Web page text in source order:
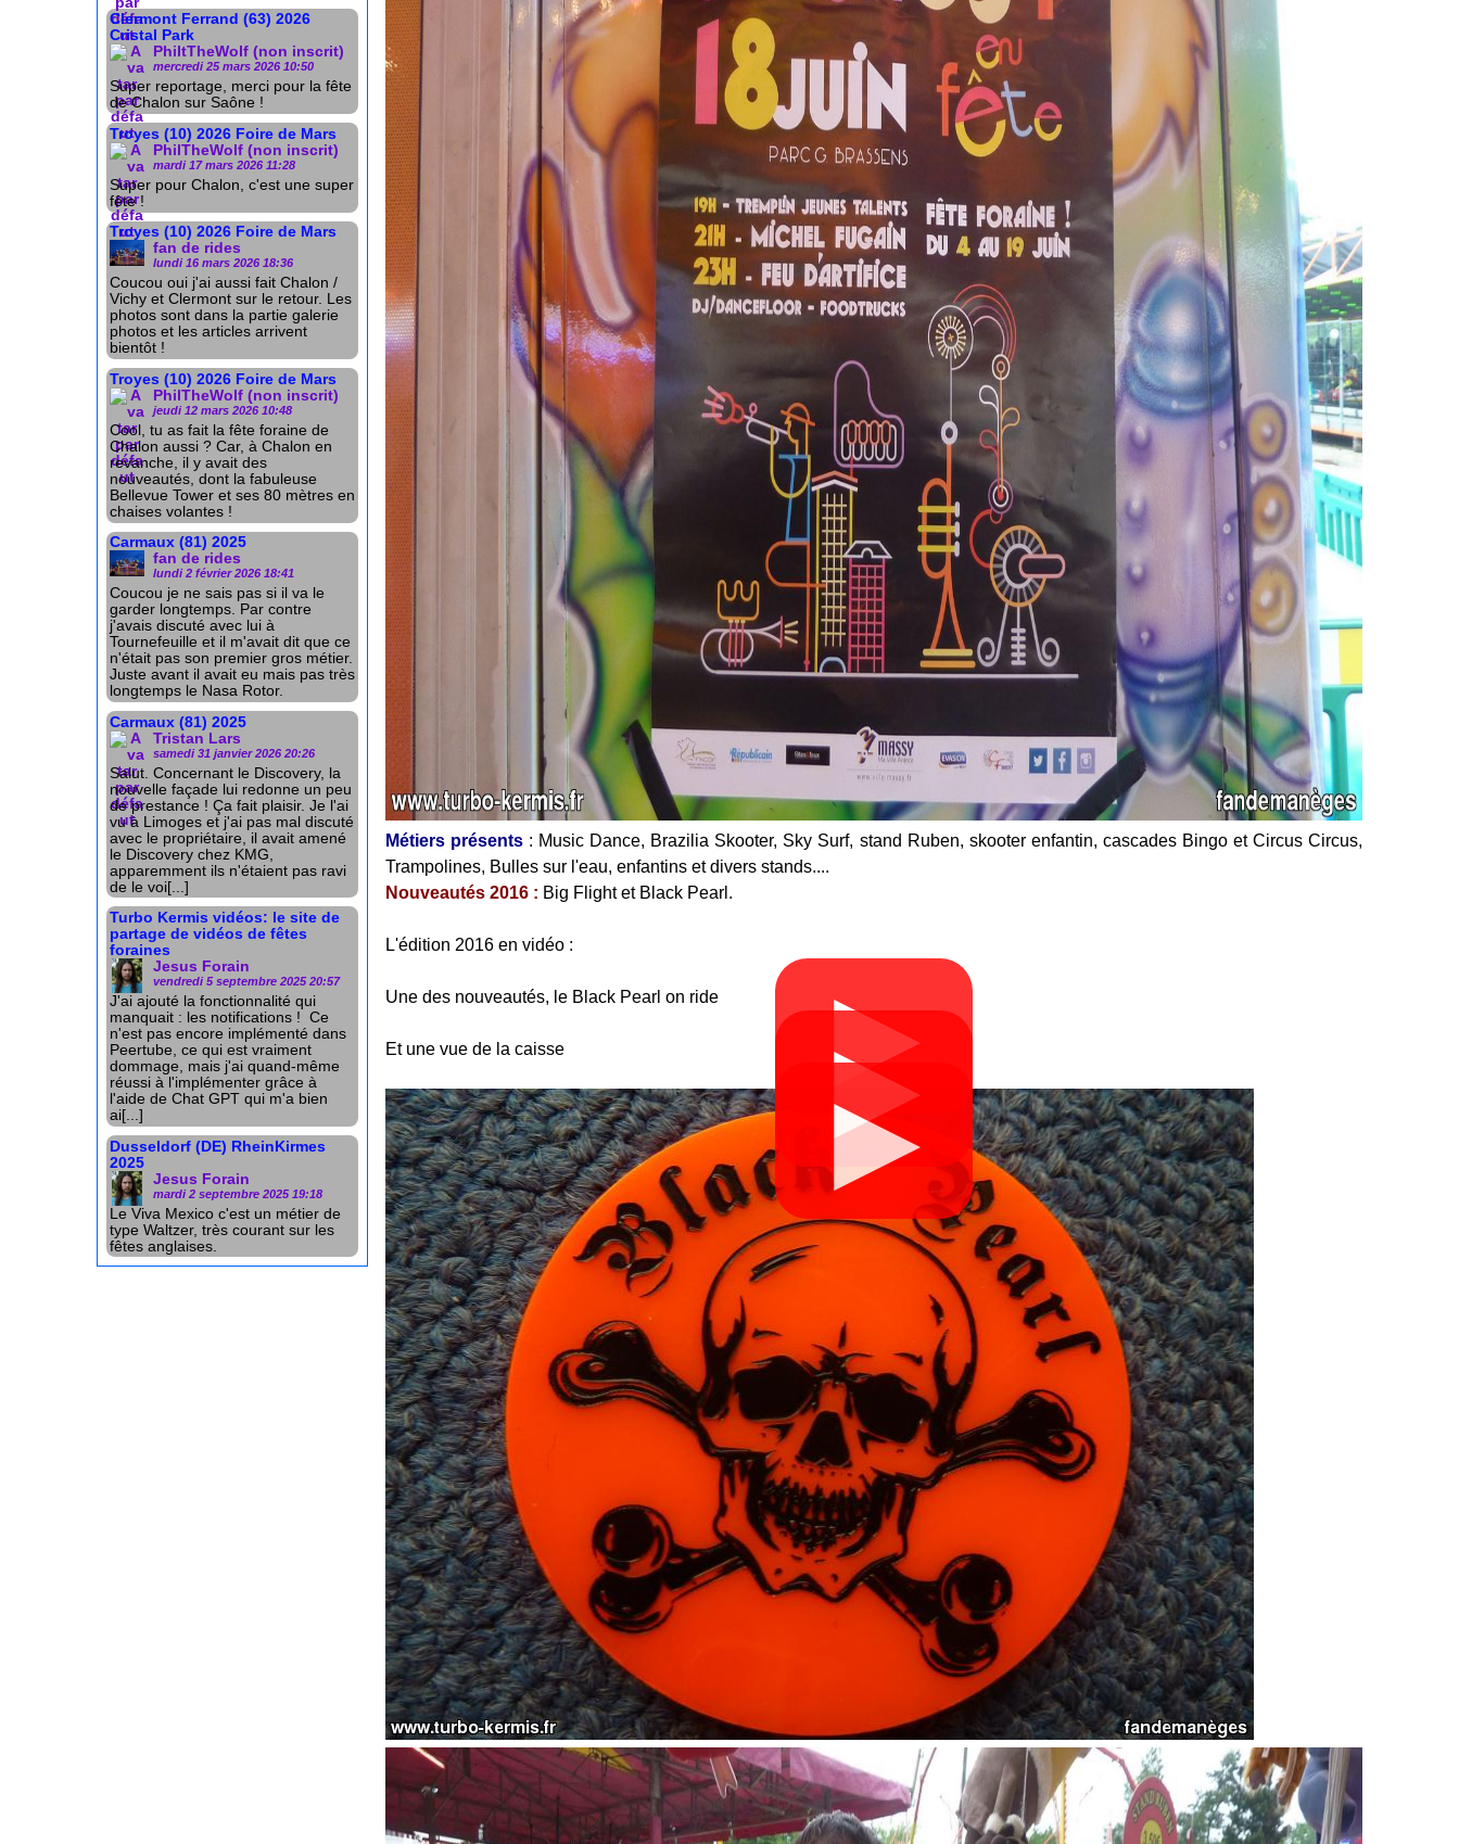
Clermont Ferrand (63) 2026
Cristal Park
PhiltTheWolf (non inscrit)
mercredi 25 mars 2026 10:50
Super reportage, merci pour la fête
de Chalon sur Saône !
Troyes (10) 2026 Foire de Mars
PhilTheWolf (non inscrit)
mardi 17 mars 2026 11:28
Super pour Chalon, c'est une super
fête !
Troyes (10) 2026 Foire de Mars
fan de rides
lundi 16 mars 2026 18:36
Coucou oui j'ai aussi fait Chalon /
Vichy et Clermont sur le retour. Les
photos sont dans la partie galerie
photos et les articles arrivent
bientôt !
Troyes (10) 2026 Foire de Mars
PhilTheWolf (non inscrit)
jeudi 12 mars 2026 10:48
Cool, tu as fait la fête foraine de
Chalon aussi ? Car, à Chalon en
revanche, il y avait des
nouveautés, dont la fabuleuse
Bellevue Tower et ses 80 mètres en
chaises volantes !
Carmaux (81) 2025
fan de rides
lundi 2 février 2026 18:41
Coucou je ne sais pas si il va le
garder longtemps. Par contre
j'avais discuté avec lui à
Tournefeuille et il m'avait dit que ce
n'était pas son premier gros métier.
Juste avant il avait eu mais pas très
longtemps le Nasa Rotor.
Carmaux (81) 2025
Tristan Lars
samedi 31 janvier 2026 20:26
Salut. Concernant le Discovery, la
nouvelle façade lui redonne un peu
de prestance ! Ça fait plaisir. Je l'ai
vu à Limoges et j'ai pas mal discuté
avec le propriétaire, il avait amené
le Discovery chez KMG,
apparemment ils n'étaient pas ravi
de le voi[...]
Turbo Kermis vidéos: le site de
partage de vidéos de fêtes
foraines
Jesus Forain
vendredi 5 septembre 2025 20:57
J'ai ajouté la fonctionnalité qui
manquait : les notifications ! Ce
n'est pas encore implémenté dans
Peertube, ce qui est vraiment
dommage, mais j'ai quand-même
réussi à l'implémenter grâce à
l'aide de Chat GPT qui m'a bien
ai[...]
Dusseldorf (DE) RheinKirmes
2025
Jesus Forain
mardi 2 septembre 2025 19:18
Le Viva Mexico c'est un métier de
type Waltzer, très courant sur les
fêtes anglaises.
Métiers présents : Music Dance, Brazilia Skooter, Sky Surf, stand Ruben, skooter enfantin, cascades Bingo et Circus Circus,
Trampolines, Bulles sur l'eau, enfantins et divers stands....
Nouveautés 2016 : Big Flight et Black Pearl.
L'édition 2016 en vidéo :
▶
Une des nouveautés, le Black Pearl on ride
▶
Et une vue de la caisse
▶